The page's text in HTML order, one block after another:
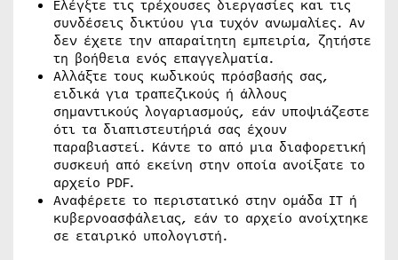
Ελέγξτε τις τρέχουσες διεργασίες και τις
συνδέσεις δικτύου για τυχόν ανωμαλίες. Αν
δεν έχετε την απαραίτητη εμπειρία, ζητήστε
τη βοήθεια ενός επαγγελματία.
Αλλάξτε τους κωδικούς πρόσβασής σας,
ειδικά για τραπεζικούς ή άλλους
σημαντικούς λογαριασμούς, εάν υποψιάζεστε
ότι τα διαπιστευτήριά σας έχουν
παραβιαστεί. Κάντε το από μια διαφορετική
συσκευή από εκείνη στην οποία ανοίξατε το
αρχείο PDF.
Αναφέρετε το περιστατικό στην ομάδα IT ή
κυβερνοασφάλειας, εάν το αρχείο ανοίχτηκε
σε εταιρικό υπολογιστή.